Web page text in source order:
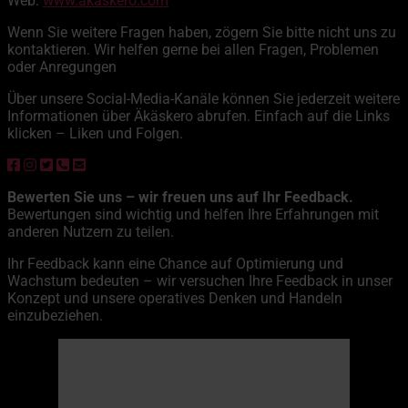
Wenn Sie weitere Fragen haben, zögern Sie bitte nicht uns zu
kontaktieren. Wir helfen gerne bei allen Fragen, Problemen
oder Anregungen
Über unsere Social-Media-Kanäle können Sie jederzeit weitere
Informationen über Äkäskero abrufen. Einfach auf die Links
klicken – Liken und Folgen.
Bewerten Sie uns – wir freuen uns auf Ihr Feedback.
Bewertungen sind wichtig und helfen Ihre Erfahrungen mit
anderen Nutzern zu teilen.
Ihr Feedback kann eine Chance auf Optimierung und
Wachstum bedeuten – wir versuchen Ihre Feedback in unser
Konzept und unsere operatives Denken und Handeln
einzubeziehen.